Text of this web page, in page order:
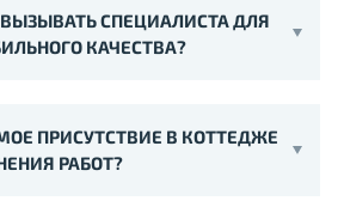
СПЕЦИАЛИСТА ДЛЯ
КАЧЕСТВА?
ПРИСУТСТВИЕ В КОТТЕДЖЕ
РАБОТ?